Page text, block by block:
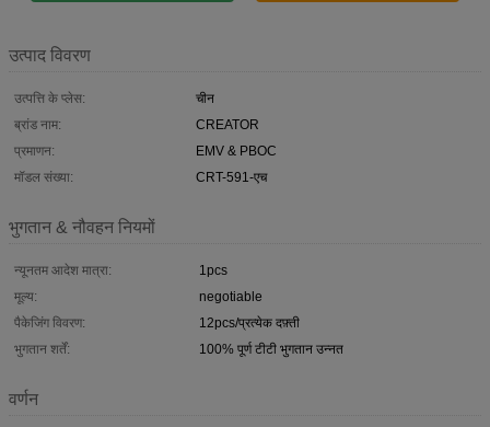
उत्पाद विवरण
उत्पत्ति के प्लेस:
चीन
ब्रांड नाम:
CREATOR
प्रमाणन:
EMV & PBOC
मॉडल संख्या:
CRT-591-एच
भुगतान & नौवहन नियमों
न्यूनतम आदेश मात्रा:
1pcs
मूल्य:
negotiable
पैकेजिंग विवरण:
12pcs/प्रत्येक दफ़्ती
भुगतान शर्तें:
100% पूर्ण टीटी भुगतान उन्नत
वर्णन